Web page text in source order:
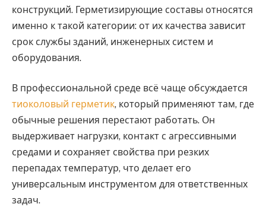
конструкций. Герметизирующие составы относятся
именно к такой категории: от их качества зависит
срок службы зданий, инженерных систем и
оборудования.
В профессиональной среде всё чаще обсуждается
тиоколовый герметик, который применяют там, где
обычные решения перестают работать. Он
выдерживает нагрузки, контакт с агрессивными
средами и сохраняет свойства при резких
перепадах температур, что делает его
универсальным инструментом для ответственных
задач.